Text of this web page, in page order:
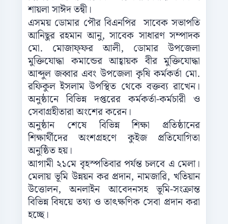
শায়লা সাঈদ তন্বী।
এসময় ডোমার পৌর বিএনপির সাবেক সভাপতি
আনিছুর রহমান আনু, সাবেক সাধারণ সম্পাদক
মো. মোজাফ্ফর আলী, ডোমার উপজেলা
মুক্তিযোদ্ধা কমান্ডের আহ্বায়ক বীর মুক্তিযোদ্ধা
আব্দুল জব্বার এবং উপজেলা কৃষি কর্মকর্তা মো.
রফিকুল ইসলাম উপস্থিত থেকে বক্তব্য রাখেন।
অনুষ্ঠানে বিভিন্ন দপ্তরের কর্মকর্তা-কর্মচারী ও
সেবাগ্রহীতারা অংশের করেন।
অনুষ্ঠান শেষে বিভিন্ন শিক্ষা প্রতিষ্ঠানের
শিক্ষার্থীদের অংশগ্রহণে কুইজ প্রতিযোগিতা
অনুষ্ঠিত হয়।
আগামী ২১মে বৃহস্পতিবার পর্যন্ত চলবে এ মেলা।
মেলায় ভূমি উন্নয়ন কর প্রদান, নামজারি, খতিয়ান
উত্তোলন, অনলাইন আবেদনসহ ভূমি-সংক্রান্ত
বিভিন্ন বিষয়ে তথ্য ও তাৎক্ষণিক সেবা প্রদান করা
হচ্ছে।